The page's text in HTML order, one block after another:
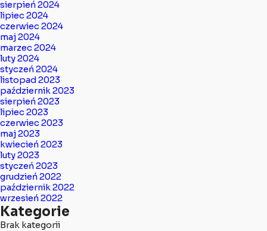
sierpień 2024
lipiec 2024
czerwiec 2024
maj 2024
marzec 2024
luty 2024
styczeń 2024
listopad 2023
październik 2023
sierpień 2023
lipiec 2023
czerwiec 2023
maj 2023
kwiecień 2023
luty 2023
styczeń 2023
grudzień 2022
październik 2022
wrzesień 2022
Kategorie
Brak kategorii